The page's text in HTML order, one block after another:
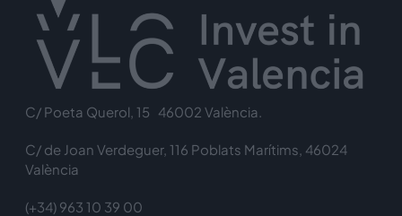
C/ Poeta Querol, 15 46002 València.
C/ de Joan Verdeguer, 116 Poblats Marítims, 46024
València
(+34) 963 10 39 00